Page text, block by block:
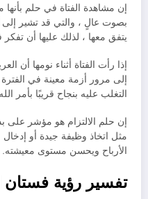
إن مشاهدة الفتاة في حلم
بصوت عالٍ ، والتي قد تشير إلى
يتفق معها ، لذلك عليها أن
إذا رأت الفتاة أثناء نومها أن
إلى مرور أزمة معينة في
التغلب عليه بنجاح قريبًا بأمر
إن حلم الالتزام هو مؤشر على
مثل اتخاذ وظيفة جيدة أو
الأرباح ويحسن مستوى معيشته.
تفسير رؤية فستان